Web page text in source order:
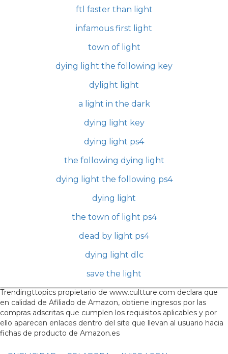
ftl faster than light
infamous first light
town of light
dying light the following key
dylight light
a light in the dark
dying light key
dying light ps4
the following dying light
dying light the following ps4
dying light
the town of light ps4
dead by light ps4
dying light dlc
save the light
Trendingttopics propietario de www.cultture.com declara que
en calidad de Afiliado de Amazon, obtiene ingresos por las
compras adscritas que cumplen los requisitos aplicables y por
ello aparecen enlaces dentro del site que llevan al usuario hacia
fichas de producto de Amazon.es